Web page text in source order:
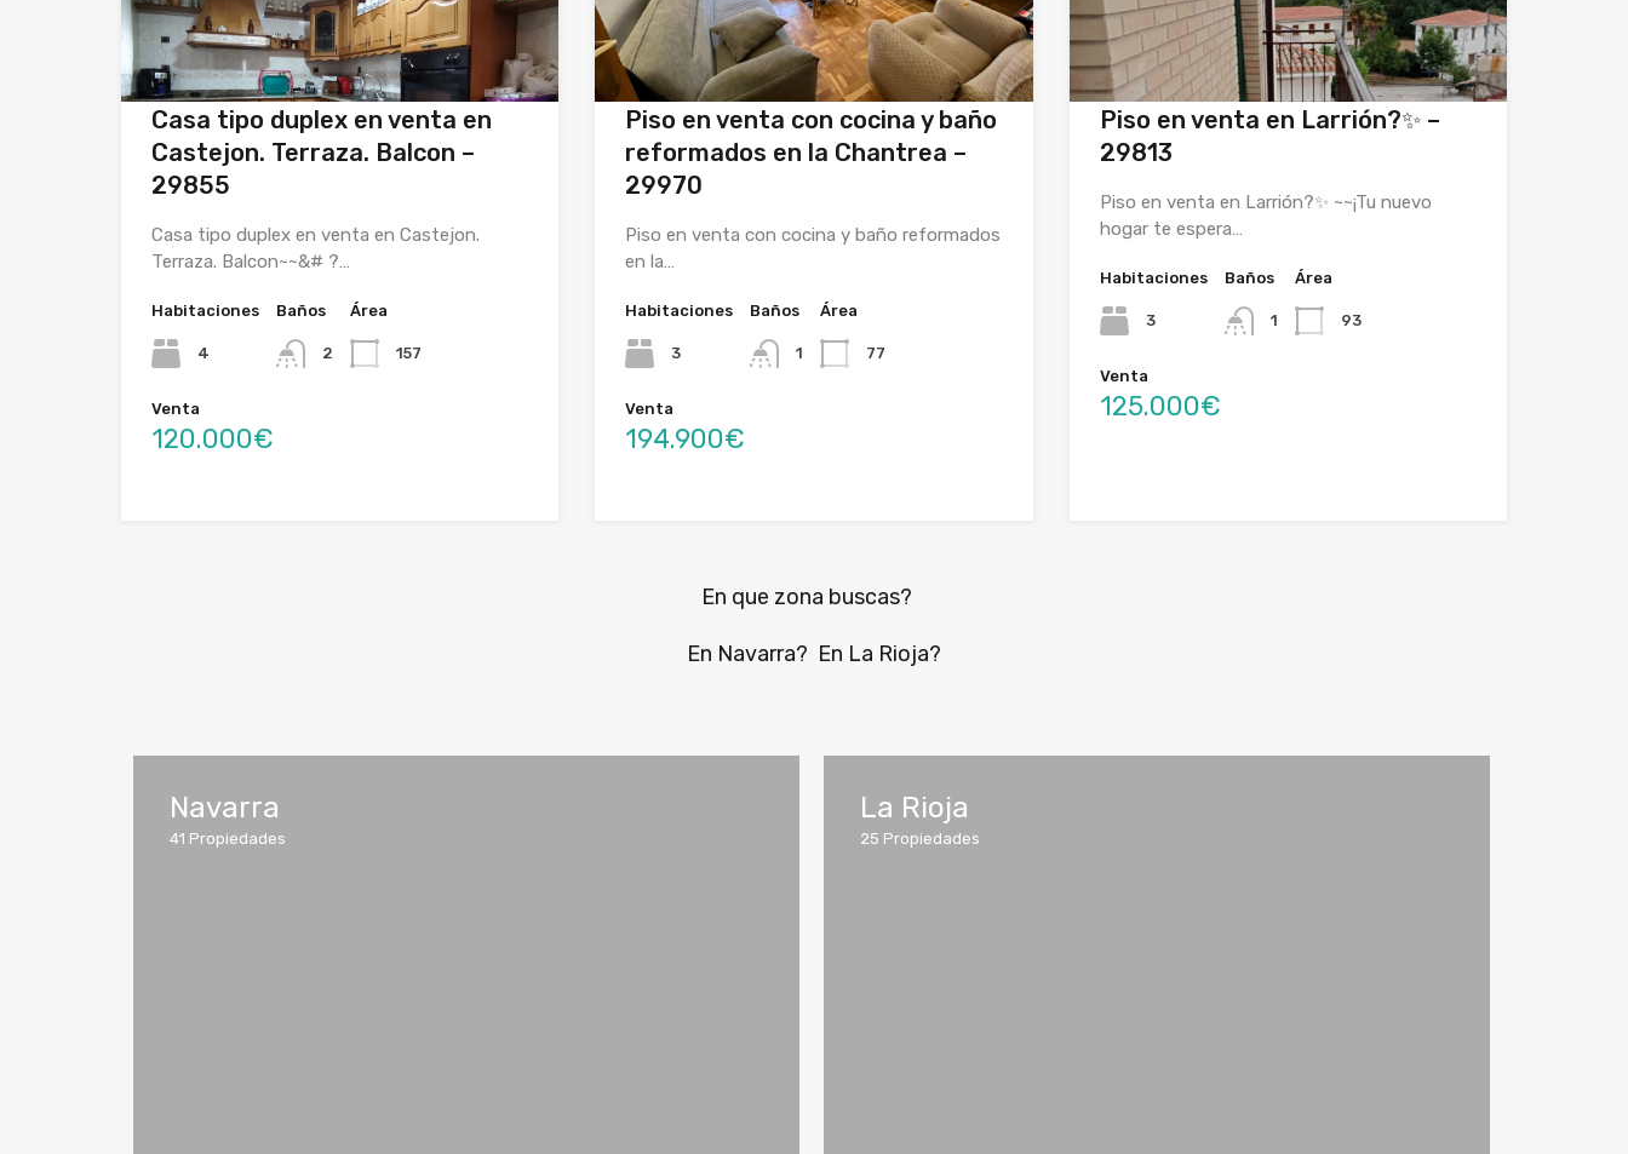
Casa tipo duplex en venta en
Castejon. Terraza. Balcon –
29855
Casa tipo duplex en venta en Castejon.
Terraza. Balcon~~&# ?…
Habitaciones
4
Baños
2
Área
157
Venta
120.000€
Piso en venta con cocina y baño
reformados en la Chantrea –
29970
Piso en venta con cocina y baño reformados
en la…
Habitaciones
3
Baños
1
Área
77
Venta
194.900€
Piso en venta en Larrión?✨ –
29813
Piso en venta en Larrión?✨ ~~¡Tu nuevo
hogar te espera…
Habitaciones
3
Baños
1
Área
93
Venta
125.000€
En que zona buscas?
En Navarra? En La Rioja?
Navarra
41 Propiedades
La Rioja
25 Propiedades